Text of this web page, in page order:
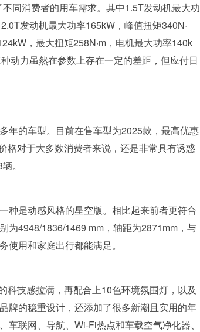
同消费者的用车需求。其中1.5T发动机最大功
发动机最大功率165kW，峰值扭矩340N·
，最大扭矩258N·m，电机最大功率140k
动力虽然在参数上存在一定的差距，但应付日
年的车型。目前在售车型为2025款，最高优惠
格对于大多数消费者来说，还是非常具有诱惑
。
种是动感风格的星空版。相比起来前者更符合
为4948/1836/1469 mm，轴距为2871mm，与
用和家庭出行都能满足。
科技感拉满，再配合上10色环境氛围灯，以及
牌的稳重设计，还添加了很多新潮且实用的年
联网、导航、Wi-Fi热点和车载空气净化器、